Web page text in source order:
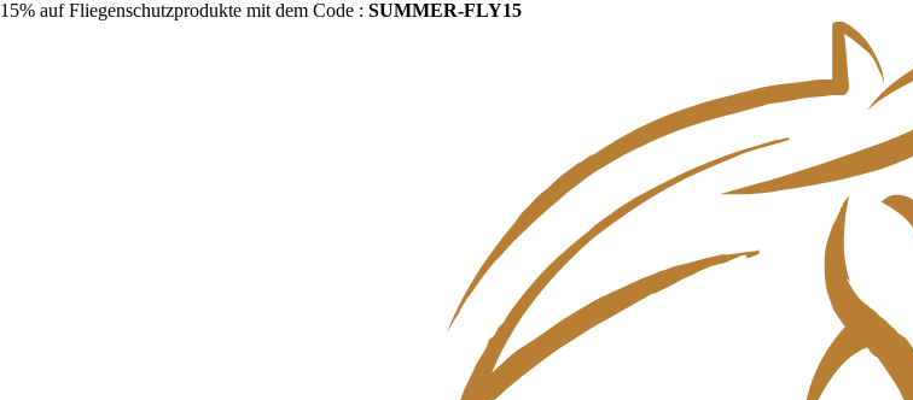
15% auf Fliegenschutzprodukte mit dem Code : SUMMER-FLY15